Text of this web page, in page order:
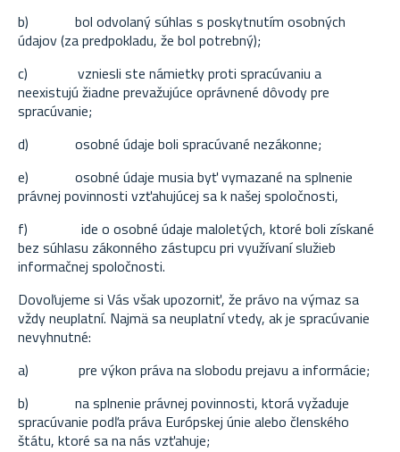
b)
bol odvolaný súhlas s poskytnutím osobných
údajov (za predpokladu, že bol potrebný);
c)
vzniesli ste námietky proti spracúvaniu a
neexistujú žiadne prevažujúce oprávnené dôvody pre
spracúvanie;
d)
osobné údaje boli spracúvané nezákonne;
e)
osobné údaje musia byť vymazané na splnenie
právnej povinnosti vzťahujúcej sa k našej spoločnosti,
f)
ide o osobné údaje maloletých, ktoré boli získané
bez súhlasu zákonného zástupcu pri využívaní služieb
informačnej spoločnosti.
Dovoľujeme si Vás však upozorniť, že právo na výmaz sa
vždy neuplatní. Najmä sa neuplatní vtedy, ak je spracúvanie
nevyhnutné:
a)
pre výkon práva na slobodu prejavu a informácie;
b)
na splnenie právnej povinnosti, ktorá vyžaduje
spracúvanie podľa práva Európskej únie alebo členského
štátu, ktoré sa na nás vzťahuje;